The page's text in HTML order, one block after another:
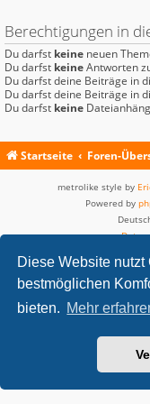
Diese Website
bestmöglichen
bieten. Mehr
Berechtigungen in
Du darfst keine neuen
Du darfst keineAntworten
Du darfst deine Beiträge in
Du darfst deine Beiträge in
Du darfst keine
Startseite Foren-
metrolike style by
Powered by